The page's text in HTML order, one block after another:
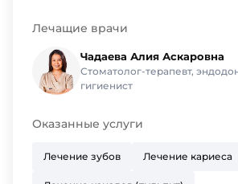
Лечащие врачи
Чадаева Алия Аскаровна
Стоматолог-терапевт,
гигиенист
Оказанные услуги
Лечение зубов Лечение кариеса